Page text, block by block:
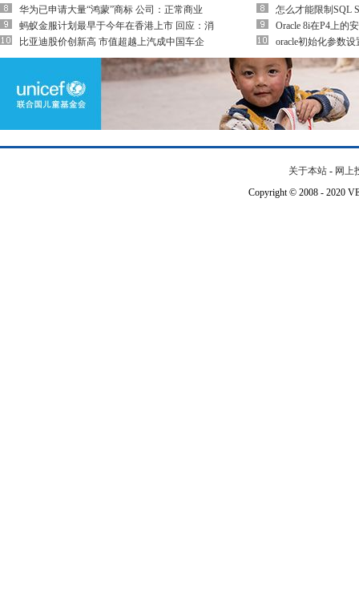
华为已申请大量“鸿蒙”商标 公司：正常商业
蚂蚁金服计划最早于今年在香港上市 回应：消
比亚迪股价创新高 市值超越上汽成中国车企
怎么才能限制SQL
Oracle 8i在P4上的
oracle初始化参数设
关于本站 - 网上
Copyright © 2008 - 2020